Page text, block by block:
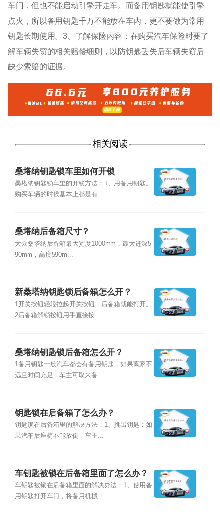
车门，但也不能启动引擎开走车。而备用钥匙就能使引擎
点火，所以备用钥匙千万不能放在车内，更不要做为常用
钥匙长期使用。3、了解保险内容：在购买汽车保险时要了
解车辆失窃的相关赔偿细则，以防钥匙丢失后车辆失窃后
缺少索赔的证据。
相关阅读
桑塔纳钥匙锁车里如何开锁
桑塔纳钥匙锁车里的开锁方法：1、用备用钥匙。
购买车辆的时候基本上都是有...
桑塔纳后备箱尺寸？
大众桑塔纳后备箱最大宽度1000mm，最大进深5
90mm，高度590m...
新桑塔纳钥匙锁后备箱怎么开？
1开关按钮轻轻拉起开关按钮，后备箱就能打开。
2后备箱解锁按钮用手直接按...
桑塔纳钥匙锁后备箱怎么开？
1备用钥匙一般汽车都会有备用钥匙，如果离家不
远且时间充足，车主可取来备...
钥匙锁在后备箱了怎么办？
钥匙锁在后备箱里的解决方法：1、挑出钥匙：如
果汽车后座椅不能放倒，车主...
车钥匙被锁在后备箱里面了怎么办？
车钥匙被锁在后备箱里面的解决办法：1、使用备
用钥匙打开车门，将备用机械...